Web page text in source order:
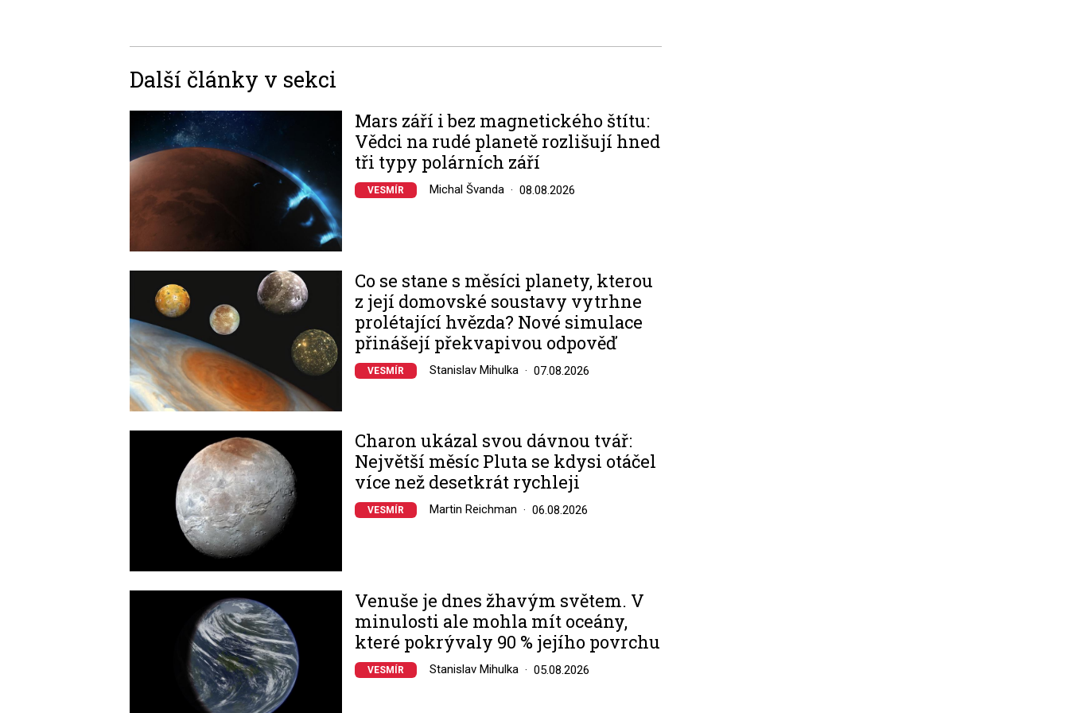
Další články v sekci
Image
Mars září i bez magnetického štítu:
Vědci na rudé planetě rozlišují hned
tři typy polárních září
VESMÍR Michal Švanda 08.08.2026
Co se stane s měsíci planety, kterou
z její domovské soustavy vytrhne
prolétající hvězda? Nové simulace
přinášejí překvapivou odpověď
VESMÍR Stanislav Mihulka 07.08.2026
Charon ukázal svou dávnou tvář:
Největší měsíc Pluta se kdysi otáčel
více než desetkrát rychleji
VESMÍR Martin Reichman 06.08.2026
Venuše je dnes žhavým světem. V
minulosti ale mohla mít oceány,
které pokrývaly 90 % jejího povrchu
VESMÍR Stanislav Mihulka 05.08.2026